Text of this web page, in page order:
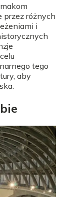
przez różnych
i
tego
aby